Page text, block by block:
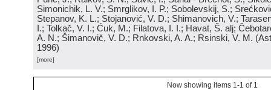
Simonichik, L. V.; Smrglikov, I. P.; Sobolevskij, S.;
Stepanov, K. L.; Stojanović, V. D.; Shimanovich, V.;
I.; Tolkač, V. I.; Ćuk, M.; Filatova, I. I.; Havat, Š. alj;
A. N.; Šimanovič, V. D.; Rnkovski, A. A.; Rsinski, V. M. (
1996)
[more]
Now showing items 1-1 of 1